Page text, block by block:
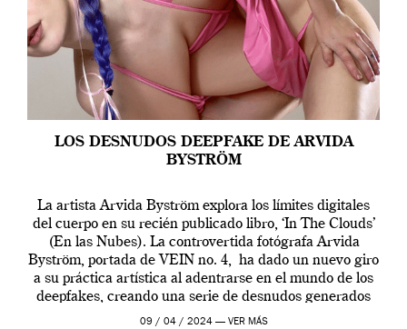
LOS DESNUDOS DEEPFAKE DE ARVIDA
BYSTRÖM
La artista Arvida Byström explora los límites digitales
del cuerpo en su recién publicado libro, ‘In The Clouds’
(En las Nubes). La controvertida fotógrafa Arvida
Byström, portada de VEIN no. 4, ha dado un nuevo giro
a su práctica artística al adentrarse en el mundo de los
deepfakes, creando una serie de desnudos generados
por […]
09 / 04 / 2024 — VER MÁS